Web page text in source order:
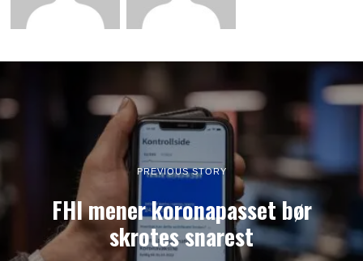
PREVIOUS STORY
FHI mener koronapasset bør
skrotes snarest